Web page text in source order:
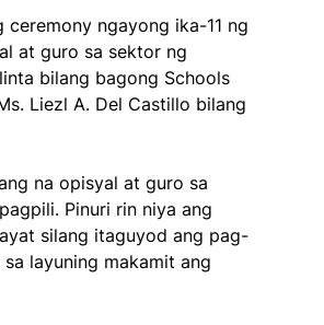
ngayong ika-11 ng
at guro sa sektor ng
bilang bagong Schools
Liezl A. Del Castillo bilang
na opisyal at guro sa
Pinuri rin niya ang
silang itaguyod ang pag-
layuning makamit ang